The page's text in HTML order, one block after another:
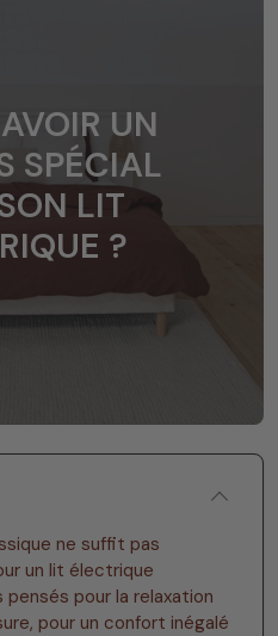
UN
SPÉCIAL
LIT
?
ne suffit pas
un lit électrique
pour la relaxation
pour un confort inégalé